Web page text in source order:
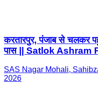
करतारपुर, पंजाब से चलकर
पास || Satlok Ashram
SAS Nagar Mohali,
2026